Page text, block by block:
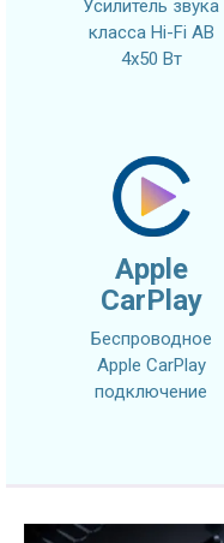
Усилитель звука
класса Hi-Fi AB
4x50 Вт
Apple
CarPlay
Беспроводное
Apple CarPlay
подключение